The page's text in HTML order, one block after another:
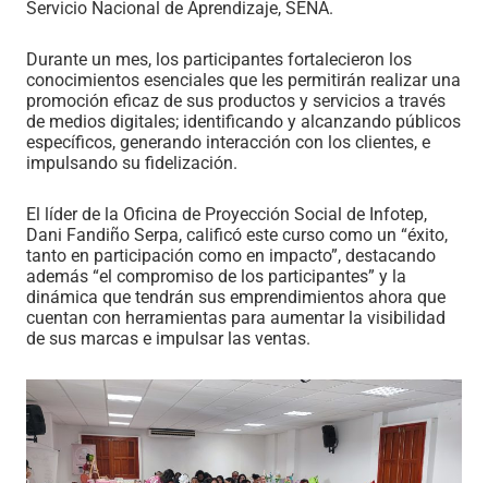
Servicio Nacional de Aprendizaje, SENA.
Durante un mes, los participantes fortalecieron los
conocimientos esenciales que les permitirán realizar una
promoción eficaz de sus productos y servicios a través
de medios digitales; identificando y alcanzando públicos
específicos, generando interacción con los clientes, e
impulsando su fidelización.
El líder de la Oficina de Proyección Social de Infotep,
Dani Fandiño Serpa, calificó este curso como un “éxito,
tanto en participación como en impacto”, destacando
además “el compromiso de los participantes” y la
dinámica que tendrán sus emprendimientos ahora que
cuentan con herramientas para aumentar la visibilidad
de sus marcas e impulsar las ventas.